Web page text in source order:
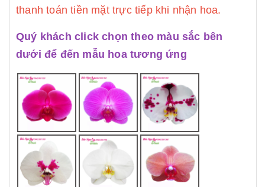
thanh toán tiền mặt trực tiếp khi nhận hoa.
Quý khách click chọn theo màu sắc bên
dưới để đến mẫu hoa tương ứng